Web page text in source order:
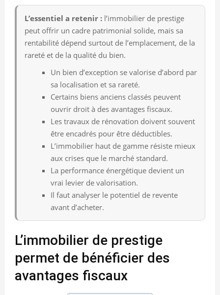
L’essentiel a retenir : l’immobilier de prestige
peut offrir un cadre patrimonial solide, mais sa
rentabilité dépend surtout de l’emplacement, de la
rareté et de la qualité du bien.
Un bien d’exception se valorise d’abord par
sa localisation et sa rareté.
Certains biens anciens classés peuvent
ouvrir droit à des avantages fiscaux.
Les travaux de rénovation doivent souvent
être encadrés pour être déductibles.
L’immobilier haut de gamme résiste mieux
aux crises que le marché standard.
La performance énergétique devient un
vrai levier de valorisation.
Il faut analyser le potentiel de revente
avant d’acheter.
L’immobilier de prestige
permet de bénéficier des
avantages fiscaux